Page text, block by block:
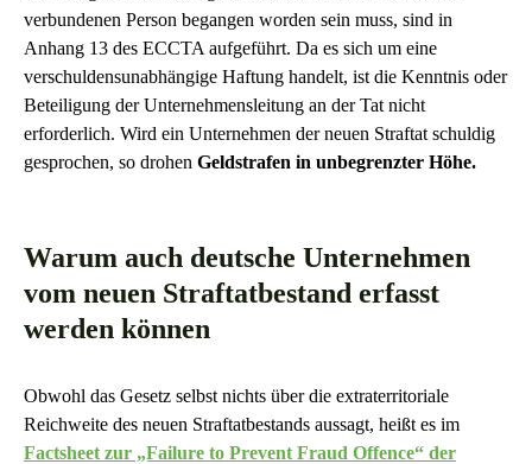
verbundenen Person begangen worden sein muss, sind in
Anhang 13 des ECCTA aufgeführt. Da es sich um eine
verschuldensunabhängige Haftung handelt, ist die Kenntnis oder
Beteiligung der Unternehmensleitung an der Tat nicht
erforderlich. Wird ein Unternehmen der neuen Straftat schuldig
gesprochen, so drohen Geldstrafen in unbegrenzter Höhe.
Warum auch deutsche Unternehmen
vom neuen Straftatbestand erfasst
werden können
Obwohl das Gesetz selbst nichts über die extraterritoriale
Reichweite des neuen Straftatbestands aussagt, heißt es im
Factsheet zur „Failure to Prevent Fraud Offence“ der